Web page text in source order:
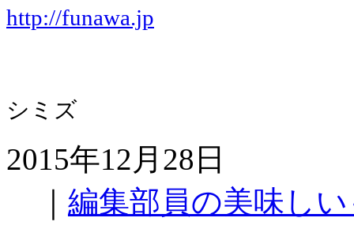
http://funawa.jp
シミズ
2015年12月28日
編集部員の美味し